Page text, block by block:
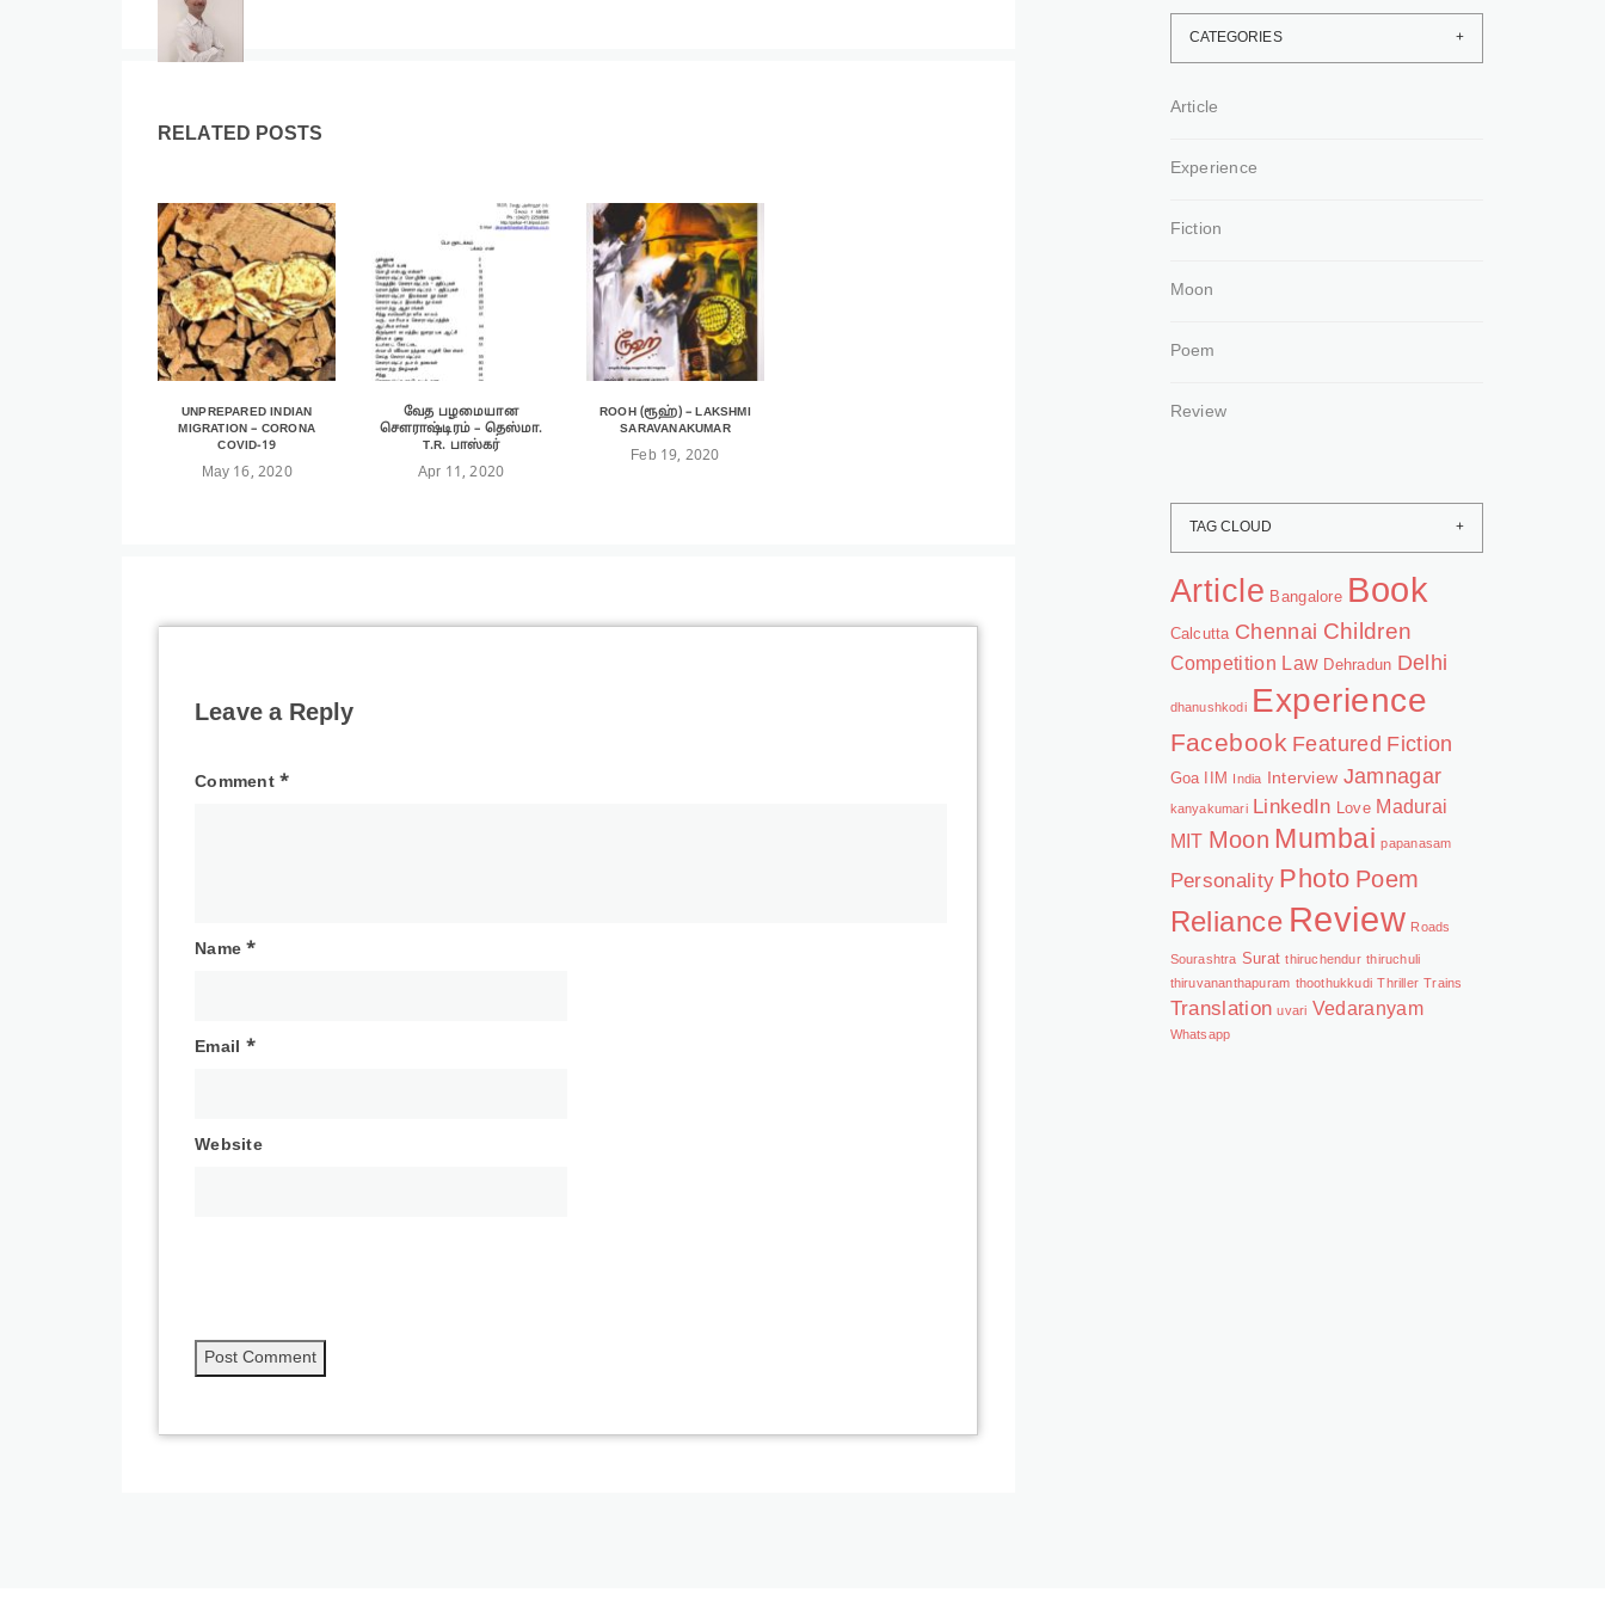
RELATED POSTS
UNPREPARED INDIAN
MIGRATION – CORONA
COVID-19
May 16, 2020
வேத பழமையான
சௌராஷ்டிரம் – தெஸ்மா.
T.R. பாஸ்கர்
Apr 11, 2020
ROOH (ரூஹ்) – LAKSHMI
SARAVANAKUMAR
Feb 19, 2020
Leave a Reply
Comment*
Name*
Email *
Website
CATEGORIES
Article
Experience
Fiction
Moon
Poem
Review
TAG CLOUD
Article Bangalore Book
Calcutta Chennai Children
Competition Law Dehradun Delhi
dhanushkodi Experience
Facebook Featured Fiction
Goa IIM India Interview Jamnagar
kanyakumari LinkedIn Love Madurai
MIT Moon Mumbai papanasam
Personality Photo Poem
Reliance Review Roads
Sourashtra Surat thiruchendur thiruchuli
thiruvananthapuram thoothukkudi Thriller Trains
Translation uvari Vedaranyam
Whatsapp